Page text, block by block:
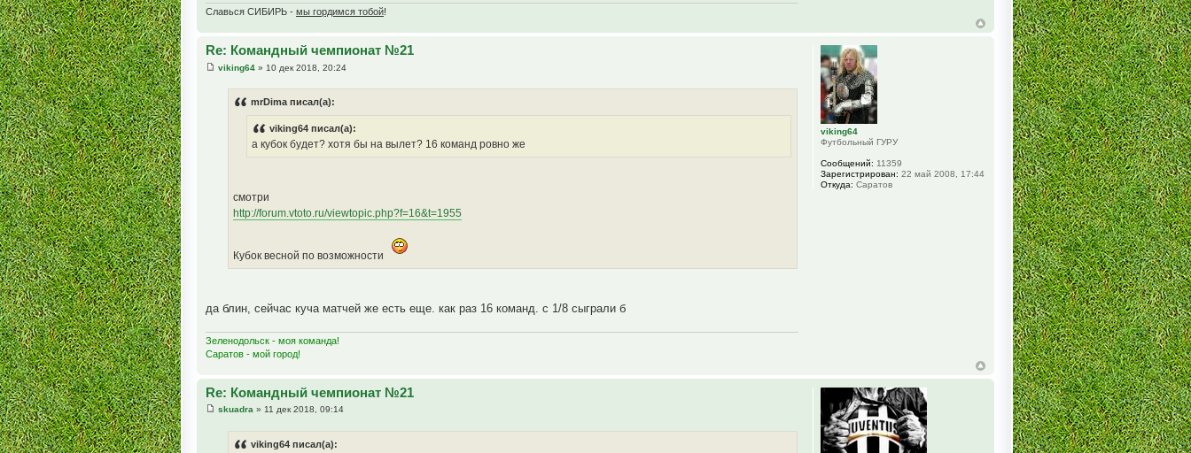
Славься СИБИРЬ - мы гордимся тобой!
Re: Командный чемпионат №21
viking64 » 10 дек 2018, 20:24
mrDima писал(а):
viking64 писал(а):
а кубок будет? хотя бы на вылет? 16 команд ровно же
смотри
http://forum.vtoto.ru/viewtopic.php?f=16&t=1955
Кубок весной по возможности
да блин, сейчас куча матчей же есть еще. как раз 16 команд. с 1/8 сыграли б
Зеленодольск - моя команда!
Саратов - мой город!
viking64
Футбольный ГУРУ
Сообщений: 11359
Зарегистрирован: 22 май 2008, 17:44
Откуда: Саратов
Re: Командный чемпионат №21
skuadra » 11 дек 2018, 09:14
viking64 писал(а):